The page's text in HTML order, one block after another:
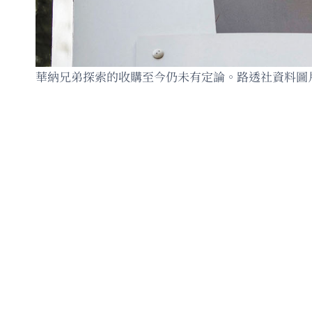
華納兄弟探索的收購至今仍未有定論。路透社資料圖